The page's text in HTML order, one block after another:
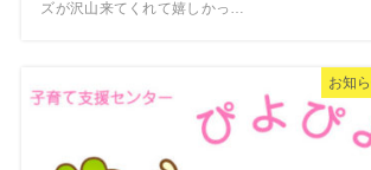
ズが沢山来てくれて嬉しかっ…
お知